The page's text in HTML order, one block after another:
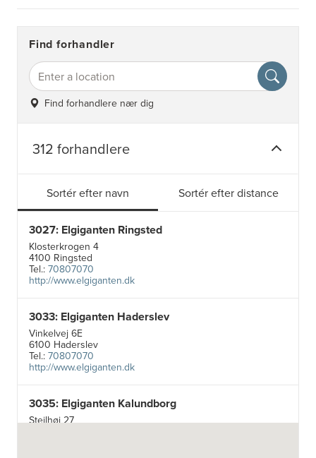
Find forhandler
Find forhandlere nær dig
312 forhandlere
Sortér efter navn Sortér efter distance
3027: Elgiganten Ringsted
Klosterkrogen 4
4100 Ringsted
Tel.:70807070
http://www.elgiganten.dk
3033: Elgiganten Haderslev
Vinkelvej 6E
6100 Haderslev
Tel.:70807070
http://www.elgiganten.dk
3035: Elgiganten Kalundborg
Stejlhøj 27